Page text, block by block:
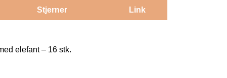
Stjerner Link
elefant – 16 stk.